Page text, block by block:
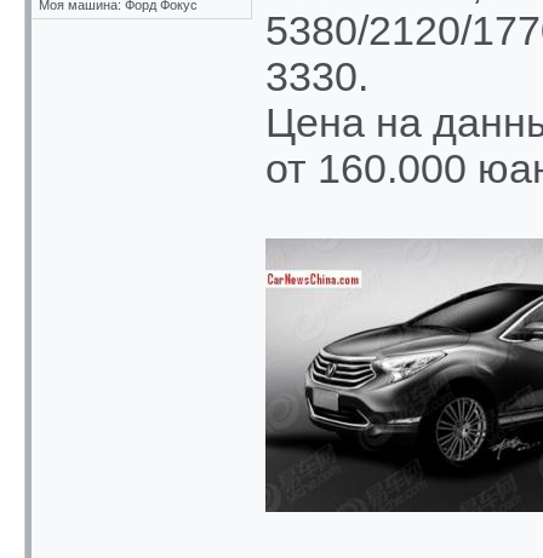
Моя машина: Форд Фокус
5380/2120/
3330.
Цена на
от 160.000